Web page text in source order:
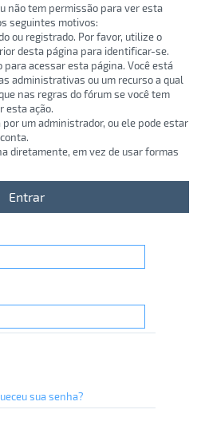
não tem permissão para ver esta
seguintes motivos:
ou registrado. Por favor, utilize o
desta página para identificar-se.
para acessar esta página. Você está
administrativas ou um recurso a qual
nas regras do fórum se você tem
esta ação.
um administrador, ou ele pode estar
diretamente, em vez de usar formas
Entrar
sua senha?